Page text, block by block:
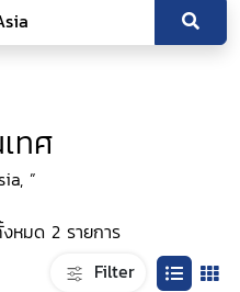
ทศ
”
หมด 2 รายการ
Filter